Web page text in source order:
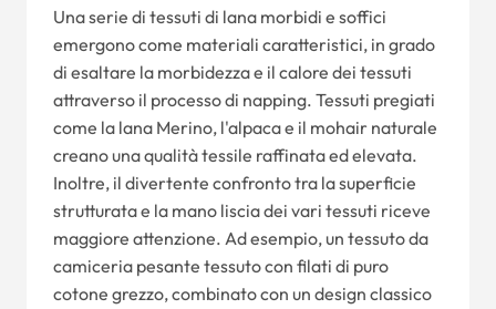
Una serie di tessuti di lana morbidi e soffici
emergono come materiali caratteristici, in grado
di esaltare la morbidezza e il calore dei tessuti
attraverso il processo di napping. Tessuti pregiati
come la lana Merino, l'alpaca e il mohair naturale
creano una qualità tessile raffinata ed elevata.
Inoltre, il divertente confronto tra la superficie
strutturata e la mano liscia dei vari tessuti riceve
maggiore attenzione. Ad esempio, un tessuto da
camiceria pesante tessuto con filati di puro
cotone grezzo, combinato con un design classico